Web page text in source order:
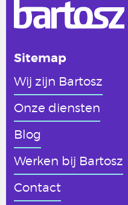
Sitemap
Wij zijn Bartosz
Onze diensten
Blog
Werken bij Bartosz
Contact